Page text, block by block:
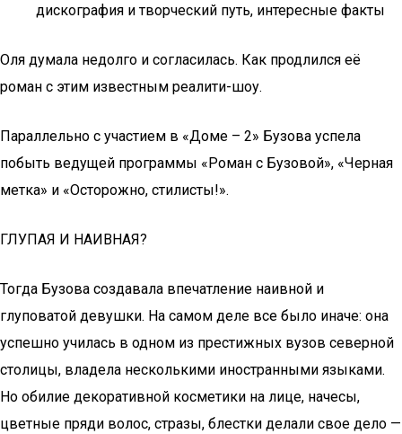
дискография и творческий путь, интересные факты
Оля думала недолго и согласилась. Как продлился её
роман с этим известным реалити-шоу.
Параллельно с участием в «Доме – 2» Бузова успела
побыть ведущей программы «Роман с Бузовой», «Черная
метка» и «Осторожно, стилисты!».
ГЛУПАЯ И НАИВНАЯ?
Тогда Бузова создавала впечатление наивной и
глуповатой девушки. На самом деле все было иначе: она
успешно училась в одном из престижных вузов северной
столицы, владела несколькими иностранными языками.
Но обилие декоративной косметики на лице, начесы,
цветные пряди волос, стразы, блестки делали свое дело —